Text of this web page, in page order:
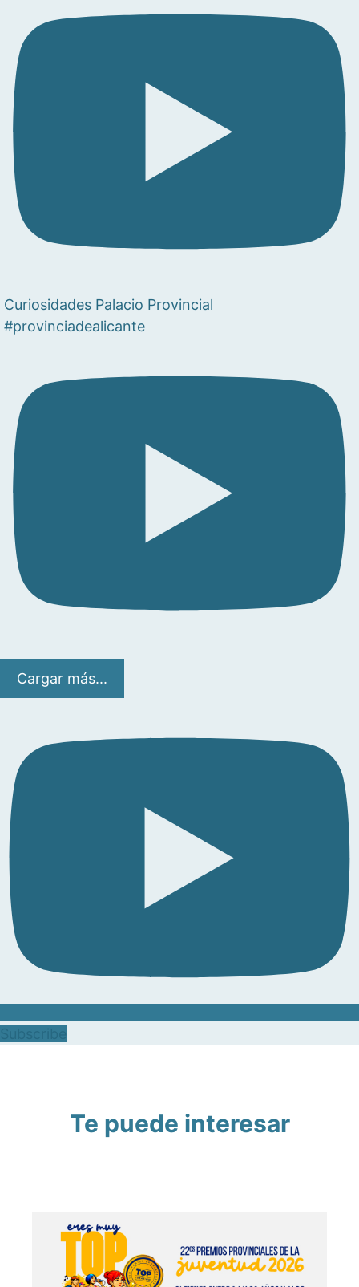
Curiosidades Palacio Provincial
#provinciadealicante
Cargar más...
Te puede interesar